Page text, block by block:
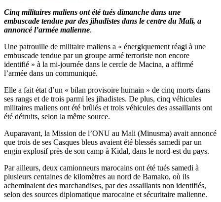
Cinq militaires maliens ont été tués dimanche dans une
embuscade tendue par des jihadistes dans le centre du Mali, a
annoncé l’armée malienne.
Une patrouille de militaire maliens a « énergiquement réagi à une
embuscade tendue par un groupe armé terroriste non encore
identifié » à la mi-journée dans le cercle de Macina, a affirmé
l’armée dans un communiqué.
Elle a fait état d’un « bilan provisoire humain » de cinq morts dans
ses rangs et de trois parmi les jihadistes. De plus, cinq véhicules
militaires maliens ont été brûlés et trois véhicules des assaillants ont
été détruits, selon la même source.
Auparavant, la Mission de l’ONU au Mali (Minusma) avait annoncé
que trois de ses Casques bleus avaient été blessés samedi par un
engin explosif près de son camp à Kidal, dans le nord-est du pays.
Par ailleurs, deux camionneurs marocains ont été tués samedi à
plusieurs centaines de kilomètres au nord de Bamako, où ils
acheminaient des marchandises, par des assaillants non identifiés,
selon des sources diplomatique marocaine et sécuritaire malienne.